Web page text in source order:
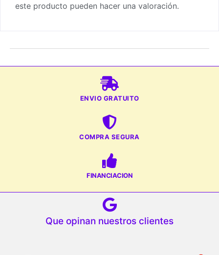
este producto pueden hacer una valoración.
ENVIO GRATUITO
COMPRA SEGURA
FINANCIACION
Que opinan nuestros clientes